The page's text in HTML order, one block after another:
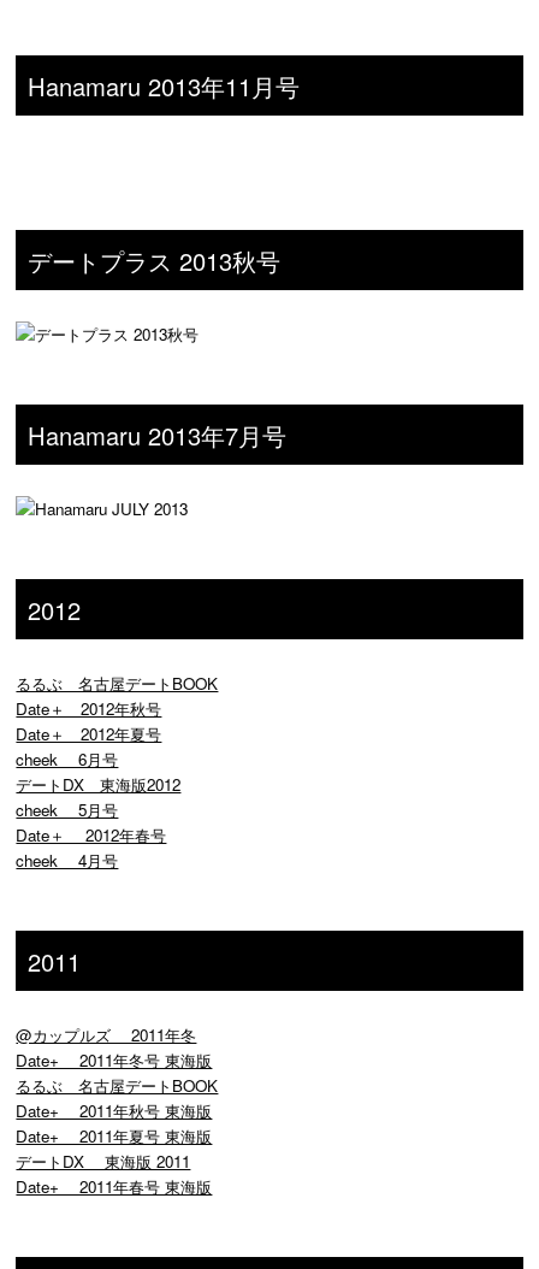
Hanamaru 2013年11月号
デートプラス 2013秋号
Hanamaru 2013年7月号
2012
るるぶ 名古屋デートBOOK
Date＋ 2012年秋号
Date＋ 2012年夏号
cheek 6月号
デートDX 東海版2012
cheek 5月号
Date＋ 2012年春号
cheek 4月号
2011
@カップルズ 2011年冬
Date+ 2011年冬号 東海版
るるぶ 名古屋デートBOOK
Date+ 2011年秋号 東海版
Date+ 2011年夏号 東海版
デートDX 東海版 2011
Date+ 2011年春号 東海版